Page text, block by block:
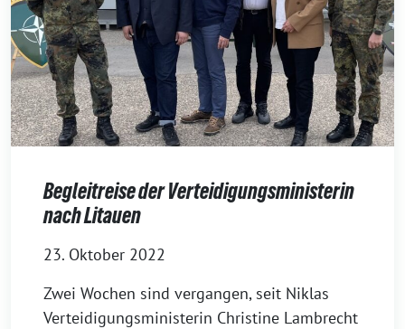
Begleitreise der Verteidigungsministerin
nach Litauen
23. Oktober 2022
Zwei Wochen sind vergangen, seit Niklas
Verteidigungsministerin Christine Lambrecht